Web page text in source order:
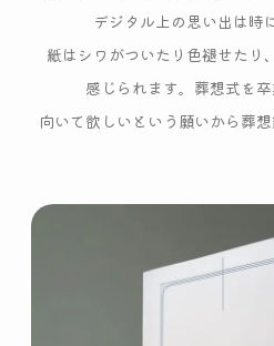
デジタル上の思い出は時
紙はシワがついたり 色褪せたり、
感じられます。 葬想式を卒
向いて欲しいという 願いから葬想